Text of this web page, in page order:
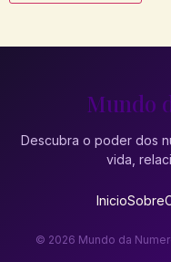
Mundo
Descubra o poder dos
vida,
InicioSobre
© 2026 Mundo da